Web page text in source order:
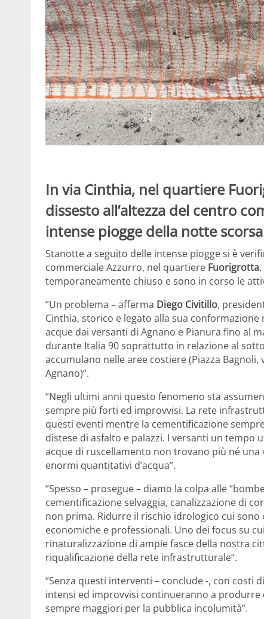
In via Cinthia, nel quartiere
dissesto all’altezza del centro
intense piogge della notte
Stanotte a seguito delle intense piogge si è
commerciale Azzurro, nel quartiere Fuorigrotta
temporaneamente chiuso e sono in corso le
“Un problema – afferma Diego Civitillo,
Cinthia, storico e legato alla sua
acque dai versanti di Agnano e Pianura fino al
durante Italia 90 soprattutto in relazione al
accumulano nelle aree costiere (Piazza
Agnano)”.
“Negli ultimi anni questo fenomeno sta
sempre più forti ed improvvisi. La rete
questi eventi mentre la cementificazione
distese di asfalto e palazzi. I versanti un
acque di ruscellamento non trovano più né
enormi quantitativi d’acqua”.
“Spesso – prosegue – diamo la colpa alle
cementificazione selvaggia, canalizzazione di
non prima. Ridurre il rischio idrologico cui
economiche e professionali. Uno dei focus su
rinaturalizzazione di ampie fasce della nostra
riqualificazione della rete infrastrutturale”.
“Senza questi interventi – conclude -, con costi
intensi ed improvvisi continueranno a produrre
sempre maggiori per la pubblica incolumità”.